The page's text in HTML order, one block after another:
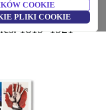
COOKIE
PLIKI COOKIE
Meble
1819–1921